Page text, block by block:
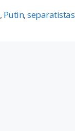
, Putin,separatistas